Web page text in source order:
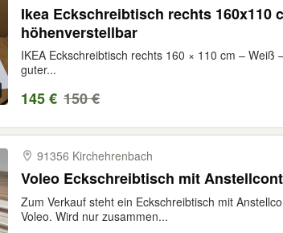
Ikea Eckschreibtisch rechts 160x110
höhenverstellbar
IKEA Eckschreibtisch rechts 160 × 110 cm – Weiß
guter...
145 € 150 €
91356 Kirchehrenbach
Voleo Eckschreibtisch mit
Zum Verkauf steht ein Eckschreibtisch mit
Voleo. Wird nur zusammen...